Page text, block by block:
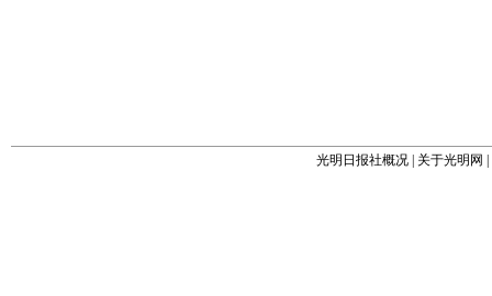
光明日报社概况 关于光明网